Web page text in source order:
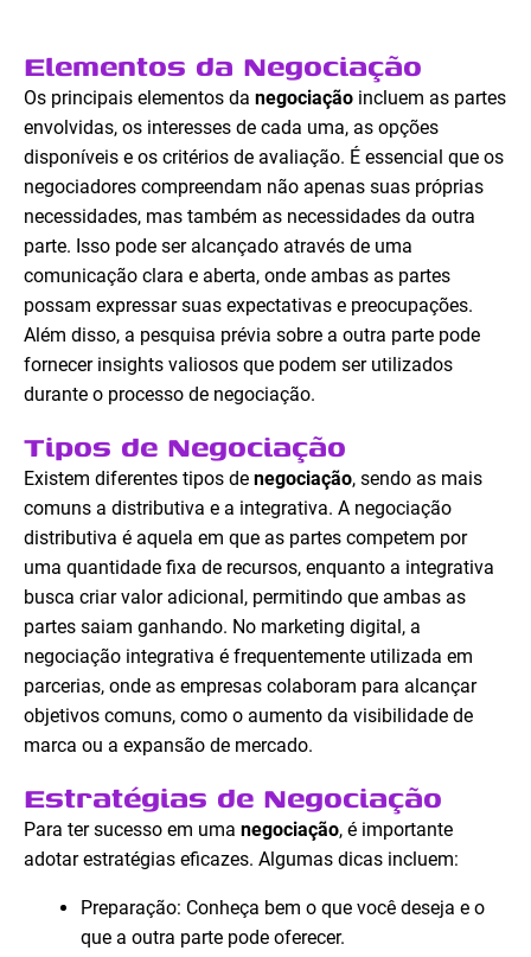
Elementos da Negociação
Os principais elementos da negociação incluem as partes
envolvidas, os interesses de cada uma, as opções
disponíveis e os critérios de avaliação. É essencial que os
negociadores compreendam não apenas suas próprias
necessidades, mas também as necessidades da outra
parte. Isso pode ser alcançado através de uma
comunicação clara e aberta, onde ambas as partes
possam expressar suas expectativas e preocupações.
Além disso, a pesquisa prévia sobre a outra parte pode
fornecer insights valiosos que podem ser utilizados
durante o processo de negociação.
Tipos de Negociação
Existem diferentes tipos de negociação, sendo as mais
comuns a distributiva e a integrativa. A negociação
distributiva é aquela em que as partes competem por
uma quantidade fixa de recursos, enquanto a integrativa
busca criar valor adicional, permitindo que ambas as
partes saiam ganhando. No marketing digital, a
negociação integrativa é frequentemente utilizada em
parcerias, onde as empresas colaboram para alcançar
objetivos comuns, como o aumento da visibilidade de
marca ou a expansão de mercado.
Estratégias de Negociação
Para ter sucesso em uma negociação, é importante
adotar estratégias eficazes. Algumas dicas incluem:
Preparação: Conheça bem o que você deseja e o
que a outra parte pode oferecer.